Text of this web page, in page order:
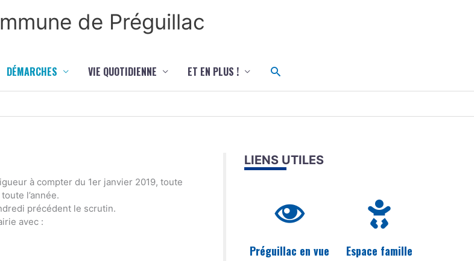
de Préguillac
DÉMARCHES VIE QUOTIDIENNE ET EN PLUS ! Rechercher
à compter du 1er janvier 2019, toute
l’année.
précédent le scrutin.
avec :
LIENS UTILES
Préguillac en vue Espace famille